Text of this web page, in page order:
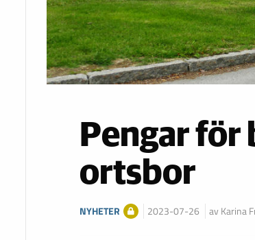
Pengar för
ortsbor
NYHETER 2023-07-26 av Karina